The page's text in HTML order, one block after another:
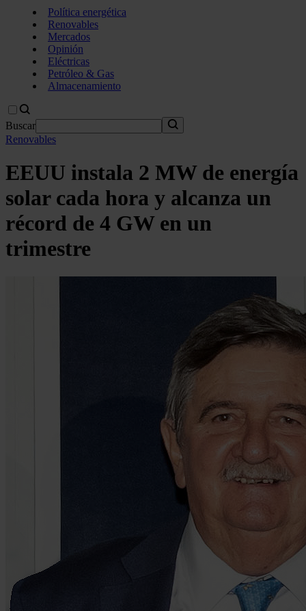
Política energética
Renovables
Mercados
Opinión
Eléctricas
Petróleo & Gas
Almacenamiento
Buscar
Renovables
EEUU instala 2 MW de energía
solar cada hora y alcanza un
récord de 4 GW en un
trimestre